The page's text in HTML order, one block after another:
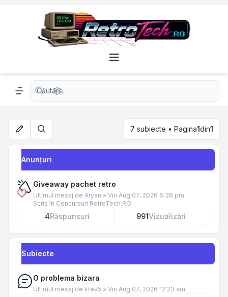
Navigation menu
Căutare avansată
Căutare 7 subiecte • Pagina1din1
Anunţuri
Giveaway pachet retro
Ultimul mesaj de Aryan » Vin Aug 07, 2026 6:38 pm
Scris în Concursuri RetroTech.RO
4Răspunsuri 991Vizualizări
Subiecte
O problema bizara
Ultimul mesaj de lifev5 » Vin Aug 07, 2026 12:23 am